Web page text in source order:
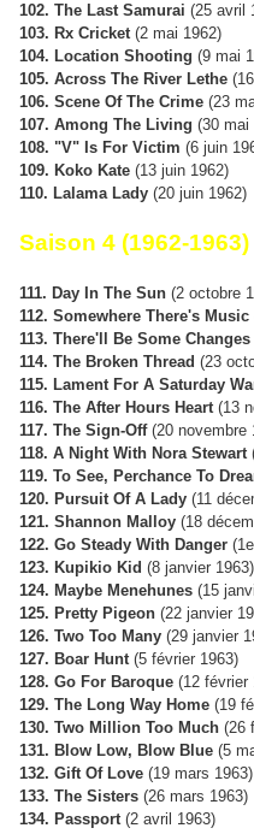
102. The Last Samurai (25 avril
103. Rx Cricket (2 mai 1962)
104. Location Shooting (9 mai
105. Across The River Lethe
106. Scene Of The Crime (23
107. Among The Living (30 mai
108. "V" Is For Victim (6 juin
109. Koko Kate (13 juin 1962)
110. Lalama Lady (20 juin 1962)
Saison 4 (1962-1963)
111. Day In The Sun (2 octobre
112. Somewhere There's Music
113. There'll Be Some Changes
114. The Broken Thread (23
115. Lament For A Saturday
116. The After Hours Heart (13
117. The Sign-Off (20 novembre
118. A Night With Nora Stewart
119. To See, Perchance To
120. Pursuit Of A Lady (11
121. Shannon Malloy (18
122. Go Steady With Danger
123. Kupikio Kid (8 janvier 1963)
124. Maybe Menehunes (15
125. Pretty Pigeon (22 janvier
126. Two Too Many (29 janvier
127. Boar Hunt (5 février 1963)
128. Go For Baroque (12 février
129. The Long Way Home (19
130. Two Million Too Much (26
131. Blow Low, Blow Blue (5
132. Gift Of Love (19 mars 1963)
133. The Sisters (26 mars 1963)
134. Passport (2 avril 1963)